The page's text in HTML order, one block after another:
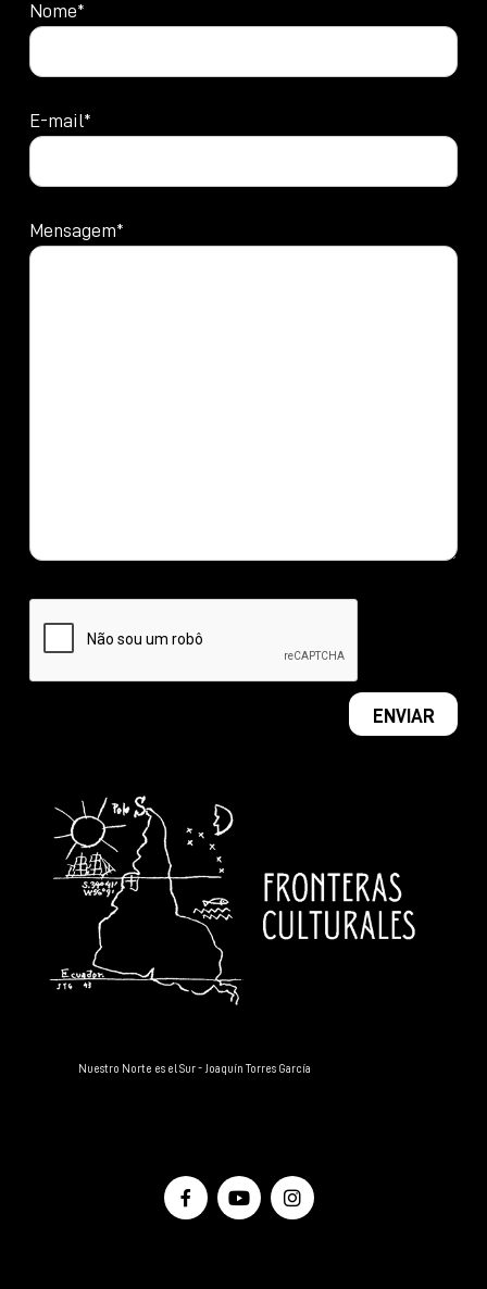
Nome*
E-mail*
Mensagem*
Nuestro Norte es el Sur - Joaquín Torres García
FacebookYouTubeInstagram